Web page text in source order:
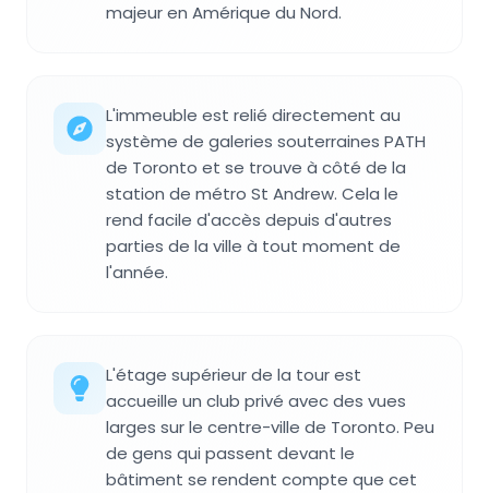
majeur en Amérique du Nord.
L'immeuble est relié directement au
système de galeries souterraines PATH
de Toronto et se trouve à côté de la
station de métro St Andrew. Cela le
rend facile d'accès depuis d'autres
parties de la ville à tout moment de
l'année.
L'étage supérieur de la tour est
accueille un club privé avec des vues
larges sur le centre-ville de Toronto. Peu
de gens qui passent devant le
bâtiment se rendent compte que cet